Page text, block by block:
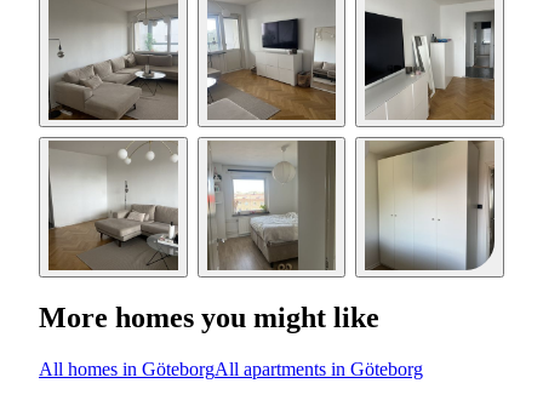
More homes you might like
All homes in GöteborgAll apartments in Göteborg